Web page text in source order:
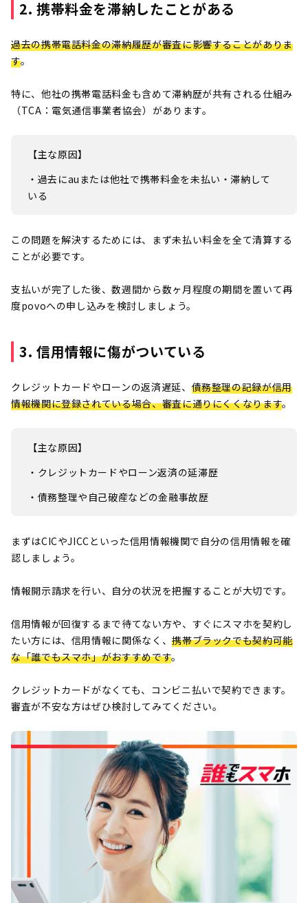
2. 携帯料金を滞納したことがある
過去の携帯電話料金の滞納履歴が審査に影響することがありま
す。
特に、他社の携帯電話料金も含めて滞納歴が共有される仕組み
（TCA：電気通信事業者協会）があります。
【主な原因】
・過去にauまたは他社で携帯料金を未払い・滞納して
いる
この問題を解決するためには、まず未払い料金を全て清算する
ことが必要です。
支払いが完了した後、数週間から数ヶ月程度の期間を置いて再
度povoへの申し込みを検討しましょう。
3. 信用情報に傷がついている
クレジットカードやローンの返済遅延、 債務整理の記録が信用
情報機関に登録されている場合、審査に通りにくくなります。
【主な原因】
・クレジットカードやローン返済の延滞歴
・債務整理や自己破産などの金融事故歴
まずはCICやJICCといった信用情報機関で自分の信用情報を確
認しましょう。
情報開示請求を行い、自分の状況を把握することが大切です。
信用情報が回復するまで待てない方や、すぐにスマホを契約し
たい方には、信用情報に関係なく、携帯ブラックでも契約可能
な「誰でもスマホ」がおすすめです。
クレジットカードがなくても、コンビニ払いで契約できます。
審査が不安な方はぜひ検討してみてください。